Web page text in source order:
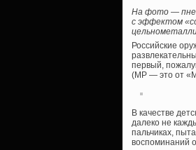
На фото —
с эффектом
Российские
первый,
(МР — это от
В качестве
далеко не
пальчиках,
воспоминаний